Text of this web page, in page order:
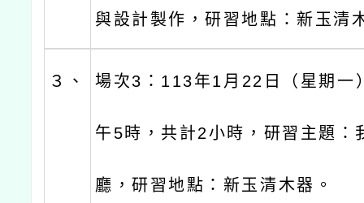
與設計製作，研習地點：新玉清
３、 場次3：113年1月22日（星期一
午5時，共計2小時，研習主題：
廳，研習地點：新玉清木器。